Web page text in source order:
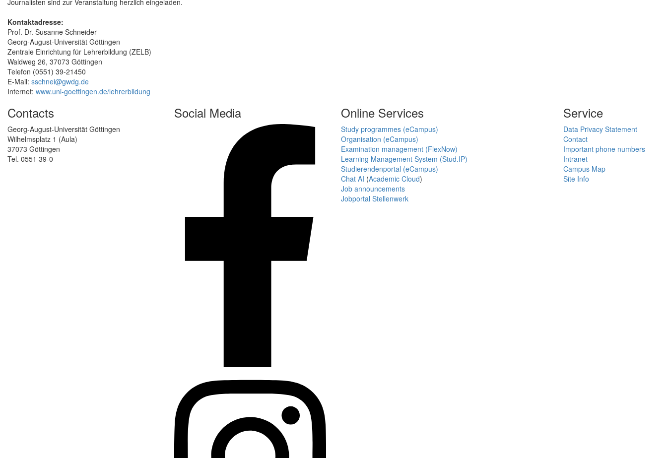
Journalisten sind zur Veranstaltung herzlich eingeladen.
Kontaktadresse:
Prof. Dr. Susanne Schneider
Georg-August-Universität Göttingen
Zentrale Einrichtung für Lehrerbildung (ZELB)
Waldweg 26, 37073 Göttingen
Telefon (0551) 39-21450
E-Mail: sschnei@gwdg.de
Internet: www.uni-goettingen.de/lehrerbildung
Contacts
Georg-August-Universität Göttingen
Wilhelmsplatz 1 (Aula)
37073 Göttingen
Tel. 0551 39-0
Social Media Online Services
Study programmes (eCampus)
Organisation (eCampus)
Examination management (FlexNow)
Learning Management System (Stud.IP)
Studierendenportal (eCampus)
Chat AI (Academic Cloud)
Job announcements
Jobportal Stellenwerk
Service
Data Privacy Statement
Contact
Important phone numbers
Intranet
Campus Map
Site Info